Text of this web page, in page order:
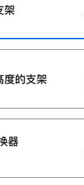
架
度的支‍架
器